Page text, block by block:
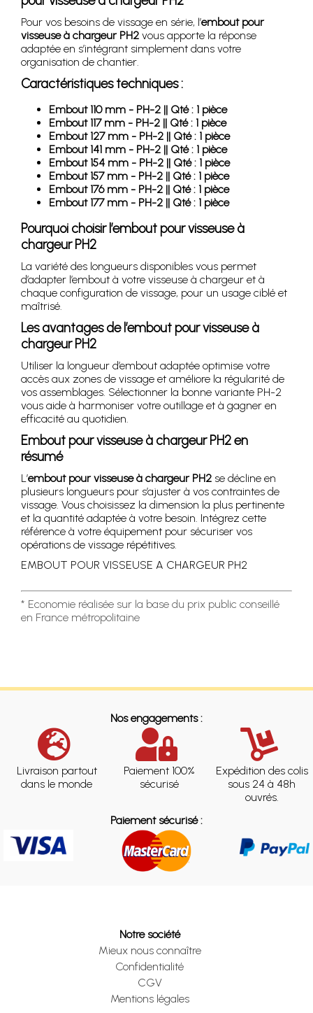
Pour vos besoins de vissage en série, l’embout pour
visseuse à chargeur PH2 vous apporte la réponse
adaptée en s’intégrant simplement dans votre
organisation de chantier.
Caractéristiques techniques :
Embout 110 mm - PH-2 || Qté : 1 pièce
Embout 117 mm - PH-2 || Qté : 1 pièce
Embout 127 mm - PH-2 || Qté : 1 pièce
Embout 141 mm - PH-2 || Qté : 1 pièce
Embout 154 mm - PH-2 || Qté : 1 pièce
Embout 157 mm - PH-2 || Qté : 1 pièce
Embout 176 mm - PH-2 || Qté : 1 pièce
Embout 177 mm - PH-2 || Qté : 1 pièce
Pourquoi choisir l’embout pour visseuse à
chargeur PH2
La variété des longueurs disponibles vous permet
d’adapter l’embout à votre visseuse à chargeur et à
chaque configuration de vissage, pour un usage ciblé et
maîtrisé.
Les avantages de l’embout pour visseuse à
chargeur PH2
Utiliser la longueur d’embout adaptée optimise votre
accès aux zones de vissage et améliore la régularité de
vos assemblages. Sélectionner la bonne variante PH-2
vous aide à harmoniser votre outillage et à gagner en
efficacité au quotidien.
Embout pour visseuse à chargeur PH2 en
résumé
L’embout pour visseuse à chargeur PH2 se décline en
plusieurs longueurs pour s’ajuster à vos contraintes de
vissage. Vous choisissez la dimension la plus pertinente
et la quantité adaptée à votre besoin. Intégrez cette
référence à votre équipement pour sécuriser vos
opérations de vissage répétitives.
EMBOUT POUR VISSEUSE A CHARGEUR PH2
* Economie réalisée sur la base du prix public conseillé
en France métropolitaine
Nos engagements :
Livraison partout
dans le monde
Paiement 100%
sécurisé
Expédition des colis
sous 24 à 48h
ouvrés.
Paiement sécurisé :
Notre société
Mieux nous connaître
Confidentialité
CGV
Mentions légales